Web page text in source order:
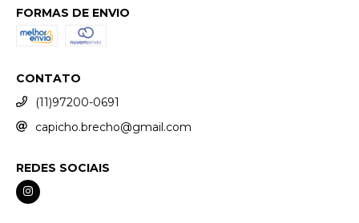
FORMAS DE ENVIO
CONTATO
(11)97200-0691
capicho.brecho@gmail.com
REDES SOCIAIS